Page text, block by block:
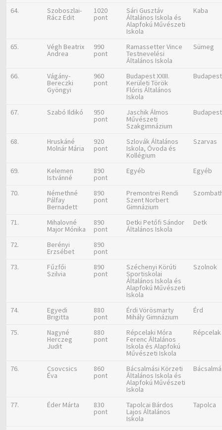
64. Szoboszlai-
Rácz Edit
1020
pont
Sári Gusztáv
Általános Iskola és
Alapfokú Művészeti
Iskola
Kaba
65. Végh Beatrix
Andrea
990
pont
Ramassetter Vince
Testnevelési
Általános Iskola
Sümeg
66. Vágány-
Bereczki
Gyöngyi
960
pont
Budapest XXIII.
Kerületi Török
Flóris Általános
Iskola
Budapest
67. Szabó Ildikó 950
pont
Jaschik Álmos
Művészeti
Szakgimnázium
Budapest
68. Hruskáné
Molnár Mária
920
pont
Szlovák Általános
Iskola, Óvoda és
Kollégium
Szarvas
69. Kelemen
Istvánné
890
pont
Egyéb Egyéb
70. Némethné
Pálfay
Bernadett
890
pont
Premontrei Rendi
Szent Norbert
Gimnázium
71. Mihalovné
Major Mónika
890
pont
Detki Petőfi Sándor
Általános Iskola
Detk
72. Berényi
Erzsébet
890
pont
73.
Fűzfői
Szilvia
890
pont
Széchenyi Körúti
Sportiskolai
Általános Iskola és
Alapfokú Művészeti
Iskola
Szolnok
74. Egyedi
Brigitta
880
pont
Érdi Vörösmarty
Mihály Gimnázium
Érd
75. Nagyné
Herczeg
Judit
880
pont
Répcelaki Móra
Ferenc Általános
Iskola és Alapfokú
Művészeti Iskola
Répcelak
76. Csovcsics
Éva
860
pont
Bácsalmási Körzeti
Általános Iskola és
Alapfokú Művészeti
Iskola
77. Éder Márta 830
pont
Tapolcai Bárdos
Lajos Általános
Iskola
Tapolca